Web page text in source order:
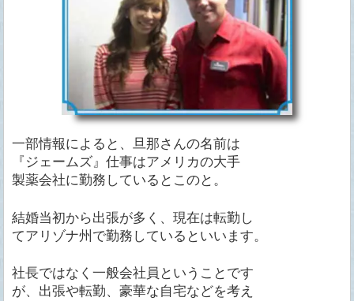
一部情報によると、旦那さんの名前は
『ジェームズ』仕事はアメリカの大手
製薬会社に勤務しているとこのと。
結婚当初から出張が多く、現在は転勤し
てアリゾナ州で勤務しているといいます。
社長ではなく一般会社員ということです
が、出張や転勤、豪華な自宅などを考え